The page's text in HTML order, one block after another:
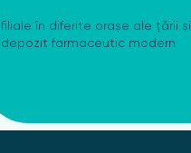
filiale în diferite orașe ale țării și
depozit farmaceutic modern